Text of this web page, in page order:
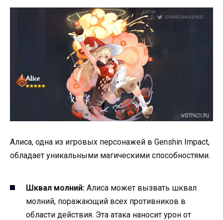
Алиса, одна из игровых персонажей в Genshin Impact,
обладает уникальными магическими способностями.
Шквал молний: Алиса может вызвать шквал
молний, поражающий всех противников в
области действия. Эта атака наносит урон от